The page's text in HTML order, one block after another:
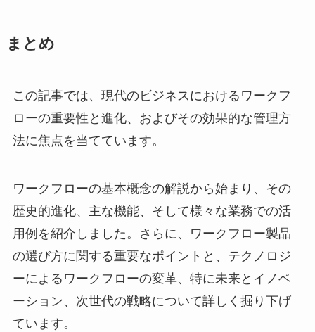
まとめ
この記事では、現代のビジネスにおけるワークフ
ローの重要性と進化、およびその効果的な管理方
法に焦点を当てています。
ワークフローの基本概念の解説から始まり、その
歴史的進化、主な機能、そして様々な業務での活
用例を紹介しました。さらに、ワークフロー製品
の選び方に関する重要なポイントと、テクノロジ
ーによるワークフローの変革、特に未来とイノベ
ーション、次世代の戦略について詳しく掘り下げ
ています。